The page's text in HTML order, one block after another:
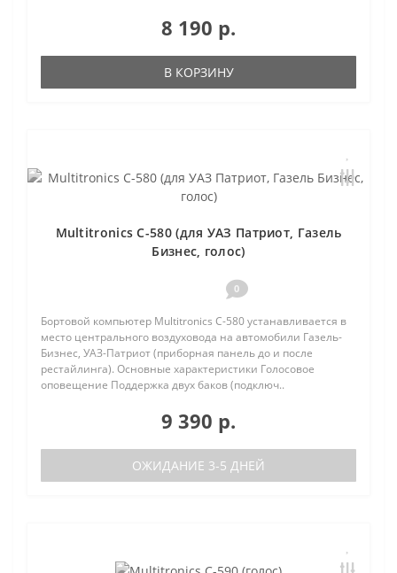
8 190 р.
В КОРЗИНУ
Multitronics C-580 (для УАЗ Патриот, Газель
Бизнес, голос)
0
Бортовой компьютер Multitronics C-580 устанавливается в
место центрального воздуховода на автомобили Газель-
Бизнес, УАЗ-Патриот (приборная панель до и после
рестайлинга). Основные характеристики Голосовое
оповещение Поддержка двух баков (подключ..
9 390 р.
ОЖИДАНИЕ 3-5 ДНЕЙ